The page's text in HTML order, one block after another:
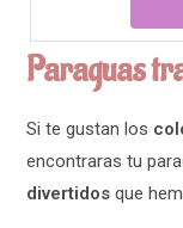
Paraguas
Si te gustan los
encontraras tu
divertidosque